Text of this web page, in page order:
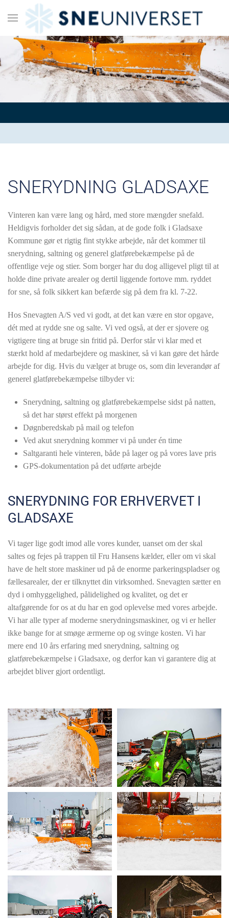
SNERYDNING GLADSAXE
Vinteren kan være lang og hård, med store mængder snefald.
Heldigvis forholder det sig sådan, at de gode folk i Gladsaxe
Kommune gør et rigtig fint stykke arbejde, når det kommer til
snerydning, saltning og generel glatførebekæmpelse på de
offentlige veje og stier. Som borger har du dog alligevel pligt til at
holde dine private arealer og dertil liggende fortove mm. ryddet
for sne, så folk sikkert kan befærde sig på dem fra kl. 7-22.
Hos Snevagten A/S ved vi godt, at det kan være en stor opgave,
dét med at rydde sne og salte. Vi ved også, at der er sjovere og
vigtigere ting at bruge sin fritid på. Derfor står vi klar med et
stærkt hold af medarbejdere og maskiner, så vi kan gøre det hårde
arbejde for dig. Hvis du vælger at bruge os, som din leverandør af
generel glatførebekæmpelse tilbyder vi:
Snerydning, saltning og glatførebekæmpelse sidst på natten,
så det har størst effekt på morgenen
Døgnberedskab på mail og telefon
Ved akut snerydning kommer vi på under én time
Saltgaranti hele vinteren, både på lager og på vores lave pris
GPS-dokumentation på det udførte arbejde
SNERYDNING FOR ERHVERVET I
GLADSAXE
Vi tager lige godt imod alle vores kunder, uanset om der skal
saltes og fejes på trappen til Fru Hansens kælder, eller om vi skal
have de helt store maskiner ud på de enorme parkeringspladser og
fællesarealer, der er tilknyttet din virksomhed. Snevagten sætter en
dyd i omhyggelighed, pålidelighed og kvalitet, og det er
altafgørende for os at du har en god oplevelse med vores arbejde.
Vi har alle typer af moderne snerydningsmaskiner, og vi er heller
ikke bange for at smøge ærmerne op og svinge kosten. Vi har
mere end 10 års erfaring med snerydning, saltning og
glatførebekæmpelse i Gladsaxe, og derfor kan vi garantere dig at
arbejdet bliver gjort ordentligt.